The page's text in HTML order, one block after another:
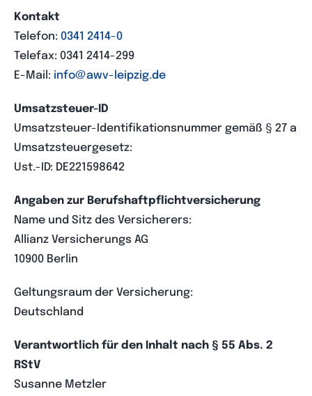
Karriere
Kontakt
Telefon: 0341 2414-0
Telefax: 0341 2414-299
E-Mail: info@awv-leipzig.de
Umsatzsteuer-ID
Umsatzsteuer-Identifikationsnummer gemäß § 27 a
Umsatzsteuergesetz:
Ust.-ID: DE221598642
Angaben zur Berufshaftpflichtversicherung
Name und Sitz des Versicherers:
Allianz Versicherungs AG
10900 Berlin
Geltungsraum der Versicherung:
Deutschland
Verantwortlich für den Inhalt nach § 55 Abs. 2
RStV
Susanne Metzler